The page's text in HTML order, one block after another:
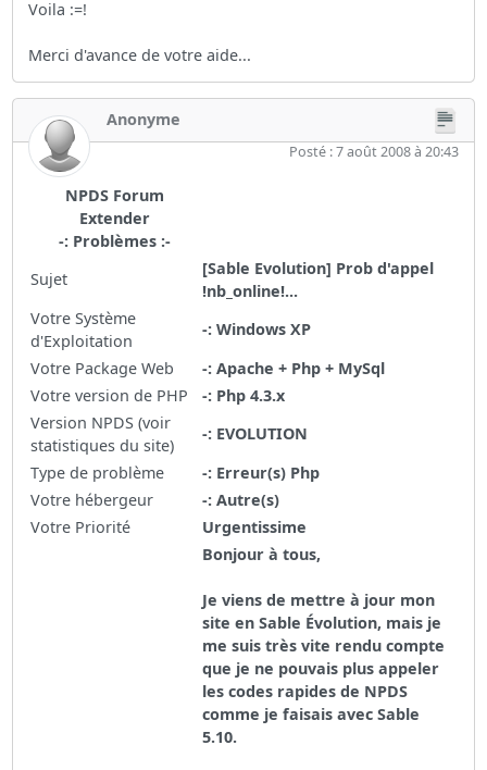
Voila :=!
Merci d'avance de votre aide...
Anonyme
Posté : 7 août 2008 à 20:43
NPDS Forum
Extender
-: Problèmes :-
Sujet
[Sable Evolution] Prob d'appel
!nb_online!...
Votre Système
d'Exploitation
-: Windows XP
Votre Package Web
-: Apache + Php + MySql
Votre version de PHP
-: Php 4.3.x
Version NPDS (voir
statistiques du site)
-: EVOLUTION
Type de problème
-: Erreur(s) Php
Votre hébergeur
-: Autre(s)
Votre Priorité
Urgentissime
Bonjour à tous,
Je viens de mettre à jour mon
site en Sable Évolution, mais je
me suis très vite rendu compte
que je ne pouvais plus appeler
les codes rapides de NPDS
comme je faisais avec Sable
5.10.